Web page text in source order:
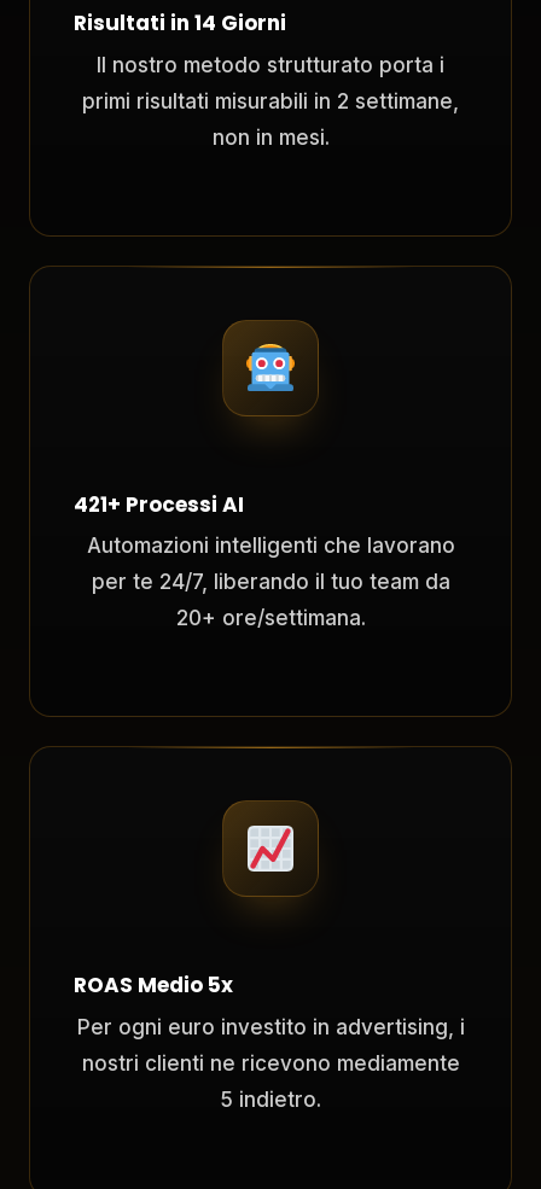
Risultati in 14 Giorni
Il nostro metodo strutturato porta i
primi risultati misurabili in 2 settimane,
non in mesi.
421+ Processi AI
Automazioni intelligenti che lavorano
per te 24/7, liberando il tuo team da
20+ ore/settimana.
ROAS Medio 5x
Per ogni euro investito in advertising, i
nostri clienti ne ricevono mediamente
5 indietro.